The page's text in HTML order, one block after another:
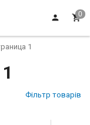
1
Фільтр товарів